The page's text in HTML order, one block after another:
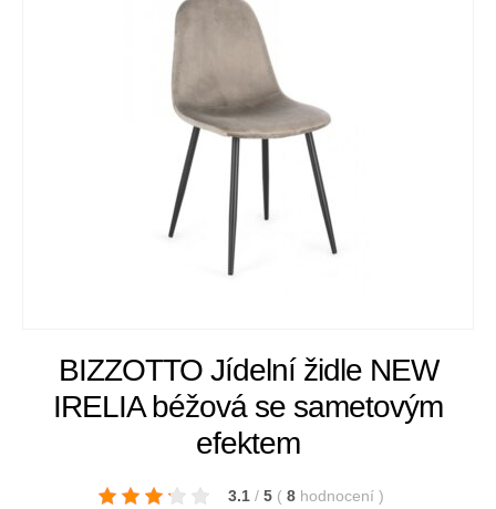
BIZZOTTO Jídelní židle NEW
IRELIA béžová se sametovým
efektem
3.1 / 5 ( 8 hodnocení )